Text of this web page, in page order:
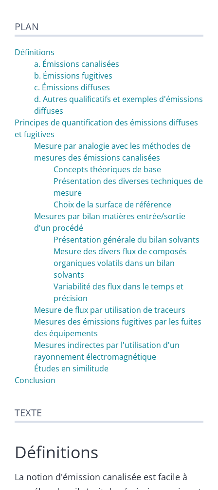
PLAN
Définitions
a. Émissions canalisées
b. Émissions fugitives
c. Émissions diffuses
d. Autres qualificatifs et exemples d'émissions
diffuses
Principes de quantification des émissions diffuses
et fugitives
Mesure par analogie avec les méthodes de
mesures des émissions canalisées
Concepts théoriques de base
Présentation des diverses techniques de
mesure
Choix de la surface de référence
Mesures par bilan matières entrée/sortie
d'un procédé
Présentation générale du bilan solvants
Mesure des divers flux de composés
organiques volatils dans un bilan
solvants
Variabilité des flux dans le temps et
précision
Mesure de flux par utilisation de traceurs
Mesures des émissions fugitives par les fuites
des équipements
Mesures indirectes par l'utilisation d'un
rayonnement électromagnétique
Études en similitude
Conclusion
TEXTE
Définitions
La notion d'émission canalisée est facile à